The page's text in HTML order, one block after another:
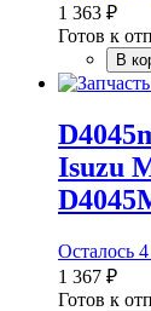
1 363 ₽
Готов к
В
Isuzu
Осталось
1 367 ₽
Готов к